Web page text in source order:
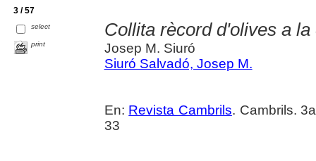
3 / 57
select
print
Collita rècord d'olives a
Josep M. Siuró
Siuró Salvadó, Josep M.
En: Revista Cambrils. Cambrils.
33